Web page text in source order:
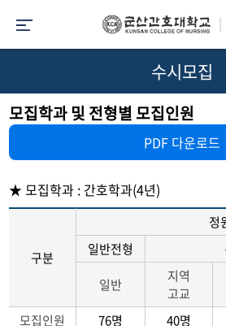
수시모집
모집학과 및 전형별 모집인원
PDF 다운로드
★ 모집학과 : 간호학과(4년)
구분
정
일반전형
일반
지역
고교
모집인원
76명 40명